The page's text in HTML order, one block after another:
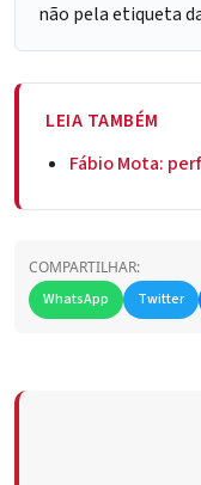
não pela etiqueta
LEIA TAMBÉM
Fábio Mota:
COMPARTILHAR:
WhatsApp
Twitter